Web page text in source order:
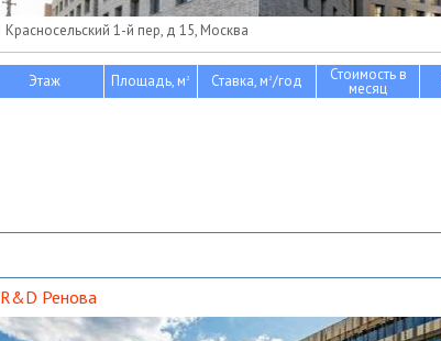
Красносельский 1-й пер, д 15, Москва
Этаж Площадь, м2 Ставка, м2/год Стоимость в
месяц
R&D Ренова